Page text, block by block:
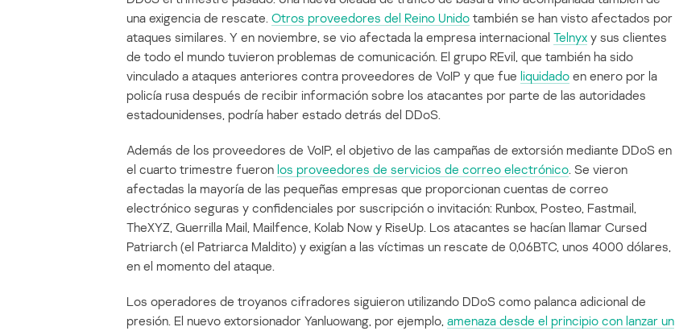
una exigencia de rescate. Otros proveedores del Reino Unido también se han visto afectados por
ataques similares. Y en noviembre, se vio afectada la empresa internacional Telnyx y sus clientes
de todo el mundo tuvieron problemas de comunicación. El grupo REvil, que también ha sido
vinculado a ataques anteriores contra proveedores de VoIP y que fue liquidado en enero por la
policía rusa después de recibir información sobre los atacantes por parte de las autoridades
estadounidenses, podría haber estado detrás del DDoS.
Además de los proveedores de VoIP, el objetivo de las campañas de extorsión mediante DDoS en
el cuarto trimestre fueron los proveedores de servicios de correo electrónico. Se vieron
afectadas la mayoría de las pequeñas empresas que proporcionan cuentas de correo
electrónico seguras y confidenciales por suscripción o invitación: Runbox, Posteo, Fastmail,
TheXYZ, Guerrilla Mail, Mailfence, Kolab Now y RiseUp. Los atacantes se hacían llamar Cursed
Patriarch (el Patriarca Maldito) y exigían a las víctimas un rescate de 0,06BTC, unos 4000 dólares,
en el momento del ataque.
Los operadores de troyanos cifradores siguieron utilizando DDoS como palanca adicional de
presión. El nuevo extorsionador Yanluowang, por ejemplo, amenaza desde el principio con lanzar un